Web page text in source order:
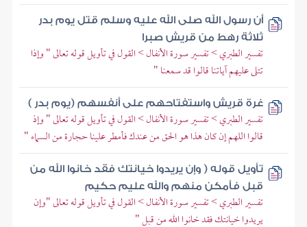
أن رسول الله صلى الله عليه وسلم قتل يوم بدر
ثلاثة رهط من قريش صبرا
تفسير الطبري > تفسير سورة الأنفال > القول في تأويل قوله تعالى " وإذا
تتلى عليهم آياتنا قالوا قد سمعنا "
غرة قريش واستفتاحهم على أنفسهم (يوم بدر )
تفسير الطبري > تفسير سورة الأنفال > القول في تأويل قوله تعالى " وإذ
قالوا اللهم إن كان هذا هو الحق من عندك فأمطر علينا حجارة من السماء "
تأويل قوله ( وإن يريدوا خيانتك فقد خانوا الله من
قبل فأمكن منهم والله عليم حكيم
تفسير الطبري > تفسير سورة الأنفال > القول في تأويل قوله تعالى "وإن
يريدوا خيانتك فقد خانوا الله من قبل "